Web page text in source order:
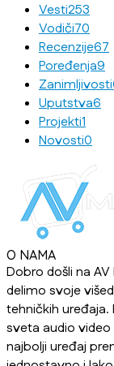
Vesti253
Vodiči70
Recenzije67
Poređenja9
Zanimljivosti
Uputstva6
Projekti1
Novosti0
O NAMA
Dobro došli na
delimo svoje
tehničkih
sveta audio
najbolji uređaj